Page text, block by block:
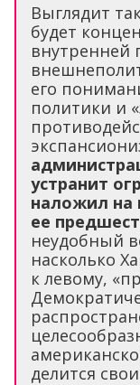
Выглядит
будет
внутренней
его
политики и
устранит
наложил на
ее
неудобный
насколько
к левому,
делится